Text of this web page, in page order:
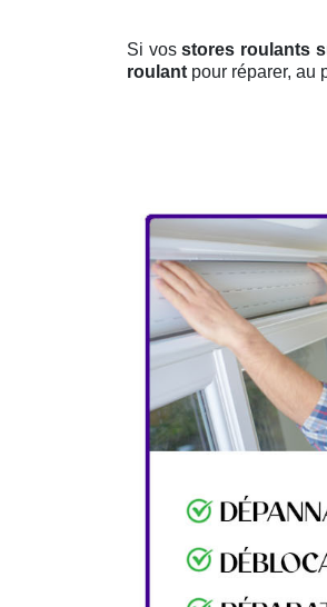
Si vosstores roulants
roulant pour réparer, au